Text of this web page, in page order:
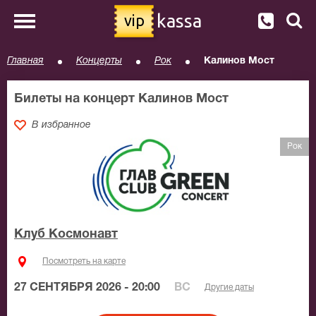
vip kassa
Главная Концерты Рок Калинов Мост
Билеты на концерт Калинов Мост
В избранное
Рок
Клуб Космонавт
Посмотреть на карте
27 СЕНТЯБРЯ 2026 - 20:00 ВС Другие даты